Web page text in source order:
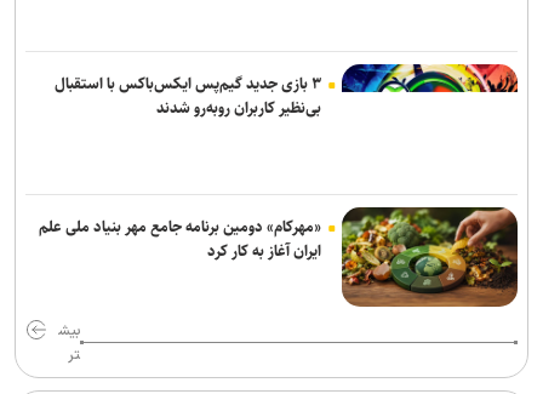
۳ بازی جدید گیم‌پس ایکس‌باکس با استقبال
بی‌نظیر کاربران روبه‌رو شدند
«مهرکام» دومین برنامه جامع مهر بنیاد ملی علم
ایران آغاز به کار کرد
بیش
تر